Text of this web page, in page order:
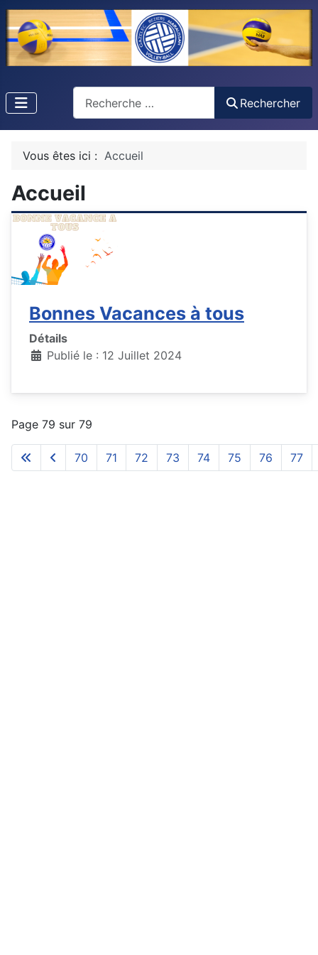
Rechercher
Vous êtes ici : Accueil
Accueil
Bonnes Vacances à tous
Détails
Publié le : 12 Juillet 2024
Page 79 sur 79
70 71 72 73 74 75 76 77